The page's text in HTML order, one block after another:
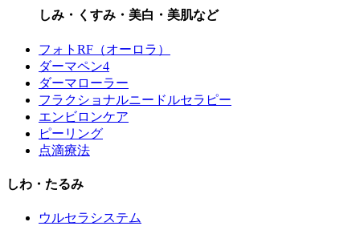
しみ・くすみ・美白・美肌など
フォトRF（オーロラ）
ダーマペン4
ダーマローラー
フラクショナルニードルセラピー
エンビロンケア
ピーリング
点滴療法
しわ・たるみ
ウルセラシステム